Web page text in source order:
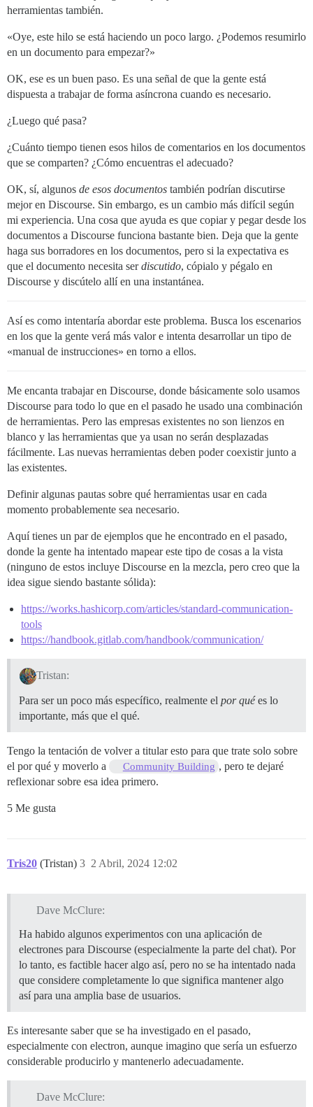
herramientas también.
«Oye, este hilo se está haciendo un poco largo. ¿Podemos resumirlo
en un documento para empezar?»
OK, ese es un buen paso. Es una señal de que la gente está
dispuesta a trabajar de forma asíncrona cuando es necesario.
¿Luego qué pasa?
¿Cuánto tiempo tienen esos hilos de comentarios en los documentos
que se comparten? ¿Cómo encuentras el adecuado?
OK, sí, algunos de esos documentos también podrían discutirse
mejor en Discourse. Sin embargo, es un cambio más difícil según
mi experiencia. Una cosa que ayuda es que copiar y pegar desde los
documentos a Discourse funciona bastante bien. Deja que la gente
haga sus borradores en los documentos, pero si la expectativa es
que el documento necesita serdiscutido, cópialo y pégalo en
Discourse y discútelo allí en una instantánea.
Así es como intentaría abordar este problema. Busca los escenarios
en los que la gente verá más valor e intenta desarrollar un tipo de
«manual de instrucciones» en torno a ellos.
Me encanta trabajar en Discourse, donde básicamente solo usamos
Discourse para todo lo que en el pasado he usado una combinación
de herramientas. Pero las empresas existentes no son lienzos en
blanco y las herramientas que ya usan no serán desplazadas
fácilmente. Las nuevas herramientas deben poder coexistir junto a
las existentes.
Definir algunas pautas sobre qué herramientas usar en cada
momento probablemente sea necesario.
Aquí tienes un par de ejemplos que he encontrado en el pasado,
donde la gente ha intentado mapear este tipo de cosas a la vista
(ninguno de estos incluye Discourse en la mezcla, pero creo que la
idea sigue siendo bastante sólida):
https://works.hashicorp.com/articles/standard-communication-
tools
https://handbook.gitlab.com/handbook/communication/
Tristan:
Para ser un poco más específico, realmente el por quées lo
importante, más que el qué.
Tengo la tentación de volver a titular esto para que trate solo sobre
el por qué y moverlo a
Community Building , pero te dejaré
reflexionar sobre esa idea primero.
5 Me gusta
Tris20 (Tristan) 2 Abril, 2024 12:02
3
Dave McClure:
Ha habido algunos experimentos con una aplicación de
electrones para Discourse (especialmente la parte del chat). Por
lo tanto, es factible hacer algo así, pero no se ha intentado nada
que considere completamente lo que significa mantener algo
así para una amplia base de usuarios.
Es interesante saber que se ha investigado en el pasado,
especialmente con electron, aunque imagino que sería un esfuerzo
considerable producirlo y mantenerlo adecuadamente.
Dave McClure: